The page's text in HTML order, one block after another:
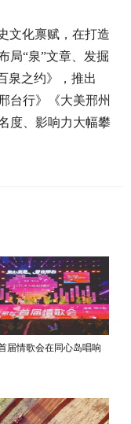
文化禀赋，在打造
局“泉”文章、发掘
泉之约》，推出
台行》《大美邢州
度、影响力大幅攀
届情歌会在同心岛唱响